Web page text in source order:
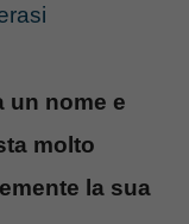
un nome e
molto
la sua